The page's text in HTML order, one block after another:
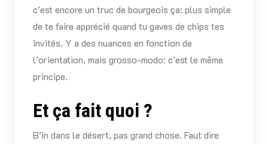
c’est encore un truc de bourgeois ça: plus simple
de te faire apprécié quand tu gaves de chips tes
invités. Y a des nuances en fonction de
l’orientation, mais grosso-modo: c’est le même
principe.
Et ça fait quoi ?
B’in dans le désert, pas grand chose. Faut dire